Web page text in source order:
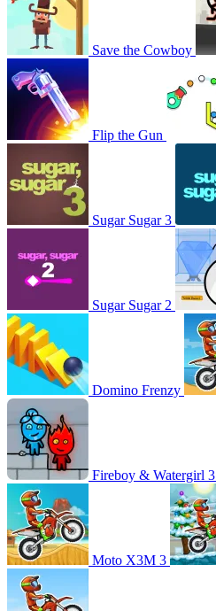
Save the Cowboy
Flip the Gun
Sugar Sugar 3
Sugar Sugar 2
Domino Frenzy
Fireboy & Watergirl 3
Moto X3M 3